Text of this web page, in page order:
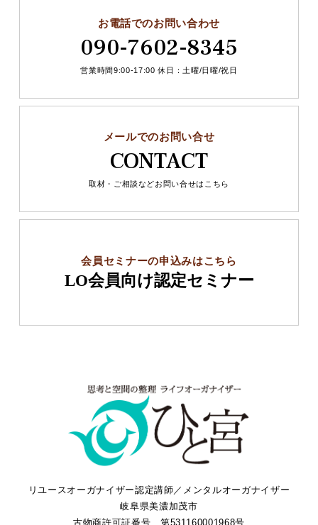
お電話でのお問い合わせ
090-7602-8345
営業時間9:00-17:00 休日：土曜/日曜/祝日
メールでのお問い合せ
CONTACT
取材・ご相談などお問い合せはこちら
会員セミナーの申込みはこちら
LO会員向け認定セミナー
リユースオーガナイザー認定講師／メンタルオーガナイザー
岐阜県美濃加茂市
古物商許可証番号 第531160001968号